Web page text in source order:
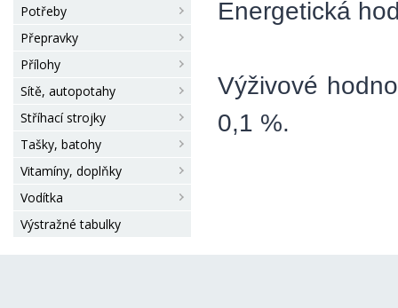
Potřeby
Přepravky
Přílohy
Sítě, autopotahy
Stříhací strojky
Tašky, batohy
Vitamíny, doplňky
Vodítka
Výstražné tabulky
Energetická
Výživové
0,1 %.